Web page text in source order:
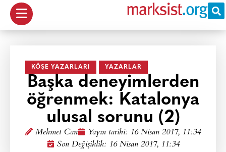
KÖŞE YAZARLARI YAZARLAR
Başka deneyimlerden
öğrenmek: Katalonya
ulusal sorunu (2)
Mehmet Can Yayın tarihi: 16 Nisan 2017, 11:34
Son Değişiklik: 16 Nisan 2017, 11:34